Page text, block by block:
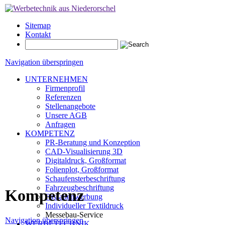
Sitemap
Kontakt
Navigation überspringen
UNTERNEHMEN
Firmenprofil
Referenzen
Stellenangebote
Unsere AGB
Anfragen
KOMPETENZ
PR-Beratung und Konzeption
CAD-Visualisierung 3D
Digitaldruck, Großformat
Folienplot, Großformat
Schaufensterbeschriftung
Fahrzeugbeschriftung
Fassadenwerbung
Individueller Textildruck
Messebau-Service
Kompetenz
Navigation überspringen